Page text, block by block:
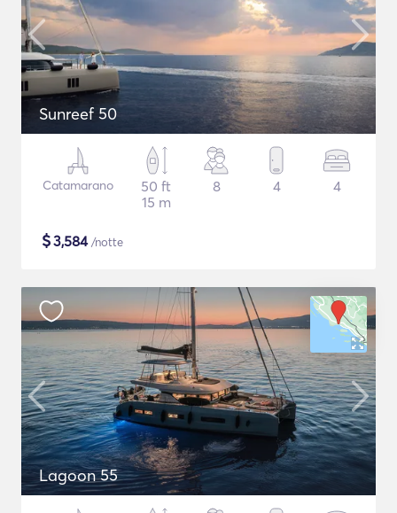
Sunreef 50
Catamarano
50 ft
15 m
8 4 4
$3,584/notte
Lagoon 55